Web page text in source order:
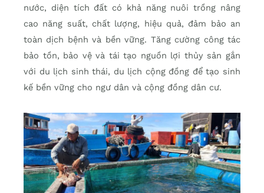
nước, diện tích đất có khả năng nuôi trồng nâng
cao năng suất, chất lượng, hiệu quả, đảm bảo an
toàn dịch bệnh và bền vững. Tăng cường công tác
bảo tồn, bảo vệ và tái tạo nguồn lợi thủy sản gắn
với du lịch sinh thái, du lịch cộng đồng để tạo sinh
kế bền vững cho ngư dân và cộng đồng dân cư.